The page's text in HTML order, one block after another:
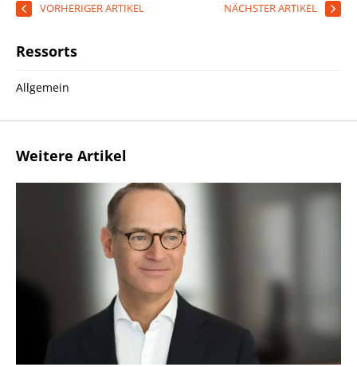
VORHERIGER ARTIKEL NÄCHSTER ARTIKEL
Ressorts
Allgemein
Weitere Artikel